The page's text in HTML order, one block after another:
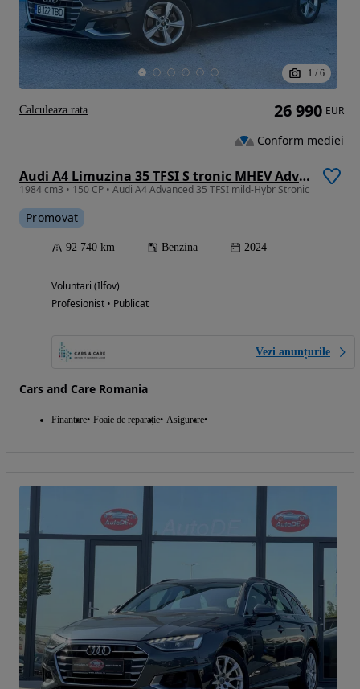
1 / 6
Audi A4 Limuzina 35 TFSI S tronic MHEV Advanced
1984 cm3 • 150 CP • Audi A4 Advanced 35 TFSI mild-Hybr Stronic
Promovat
92 740 km Benzina 2024
Voluntari (Ilfov)
Profesionist • Publicat
Vezi anunțurile
Cars and Care Romania
Finantare Foaie de reparație Asigurare
26 990 EUR
Conform mediei
Calculeaza rata